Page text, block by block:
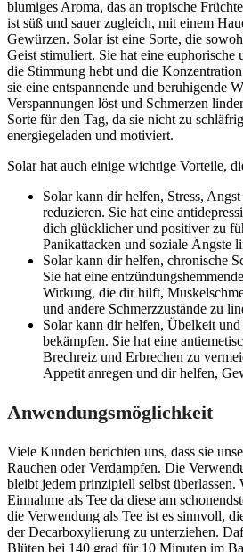
blumiges Aroma, das an tropische
ist süß und sauer zugleich, mit einem
Gewürzen. Solar ist eine Sorte, die
Geist stimuliert. Sie hat eine
die Stimmung hebt und die
sie eine entspannende und beruhigende
Verspannungen löst und Schmerzen
Sorte für den Tag, da sie nicht zu
energiegeladen und motiviert.
Solar hat auch einige wichtige Vorteile,
Solar kann dir helfen, Stress,
reduzieren. Sie hat eine
dich glücklicher und positiver zu
Panikattacken und soziale Ängste
Solar kann dir helfen, chronische
Sie hat eine
Wirkung, die dir hilft,
und andere Schmerzzustände zu
Solar kann dir helfen, Übelkeit
bekämpfen. Sie hat eine
Brechreiz und Erbrechen zu
Appetit anregen und dir helfen,
Anwendungsmöglichkeit
Viele Kunden berichten uns, dass sie
Rauchen oder Verdampfen. Die
bleibt jedem prinzipiell selbst
Einnahme als Tee da diese am
die Verwendung als Tee ist es sinnvoll,
der Decarboxylierung zu unterziehen.
Blüten bei 140 grad für 10 Minuten im